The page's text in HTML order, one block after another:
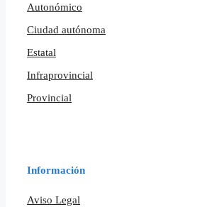
Autonómico
Ciudad autónoma
Estatal
Infraprovincial
Provincial
Información
Aviso Legal